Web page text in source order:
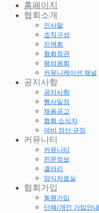
홈페이지
협회소개
인사말
조직구성
지역회
협회정관
평의원회
커뮤니케이션 채널
공지사항
공지사항
행사일정
채용공고
협회 소식지
여비 정산 규정
커뮤니티
커뮤니티
전문정보
갤러리
양식자료실
협회가입
회원가입
단체/개인 가입안내